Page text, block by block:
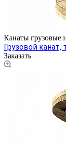
Канаты грузовые
Грузовой канат,
Заказать